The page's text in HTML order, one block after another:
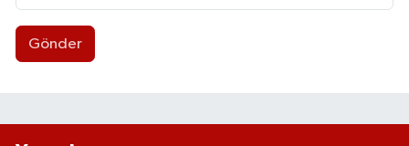
Gönder